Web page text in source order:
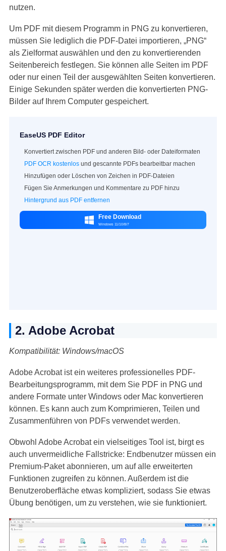
nutzen.
Um PDF mit diesem Programm in PNG zu konvertieren,
müssen Sie lediglich die PDF-Datei importieren, „PNG“
als Zielformat auswählen und den zu konvertierenden
Seitenbereich festlegen. Sie können alle Seiten im PDF
oder nur einen Teil der ausgewählten Seiten konvertieren.
Einige Sekunden später werden die konvertierten PNG-
Bilder auf Ihrem Computer gespeichert.
EaseUS PDF Editor
Konvertiert zwischen PDF und anderen Bild- oder Dateiformaten
PDF OCR kostenlos und gescannte PDFs bearbeitbar machen
Hinzufügen oder Löschen von Zeichen in PDF-Dateien
Fügen Sie Anmerkungen und Kommentare zu PDF hinzu
Hintergrund aus PDF entfernen
 Free Download
Windows 11/10/8/7
2. Adobe Acrobat
Kompatibilität: Windows/macOS
Adobe Acrobat ist ein weiteres professionelles PDF-
Bearbeitungsprogramm, mit dem Sie PDF in PNG und
andere Formate unter Windows oder Mac konvertieren
können. Es kann auch zum Komprimieren, Teilen und
Zusammenführen von PDFs verwendet werden.
Obwohl Adobe Acrobat ein vielseitiges Tool ist, birgt es
auch unvermeidliche Fallstricke: Endbenutzer müssen ein
Premium-Paket abonnieren, um auf alle erweiterten
Funktionen zugreifen zu können. Außerdem ist die
Benutzeroberfläche etwas kompliziert, sodass Sie etwas
Übung benötigen, um zu verstehen, wie sie funktioniert.